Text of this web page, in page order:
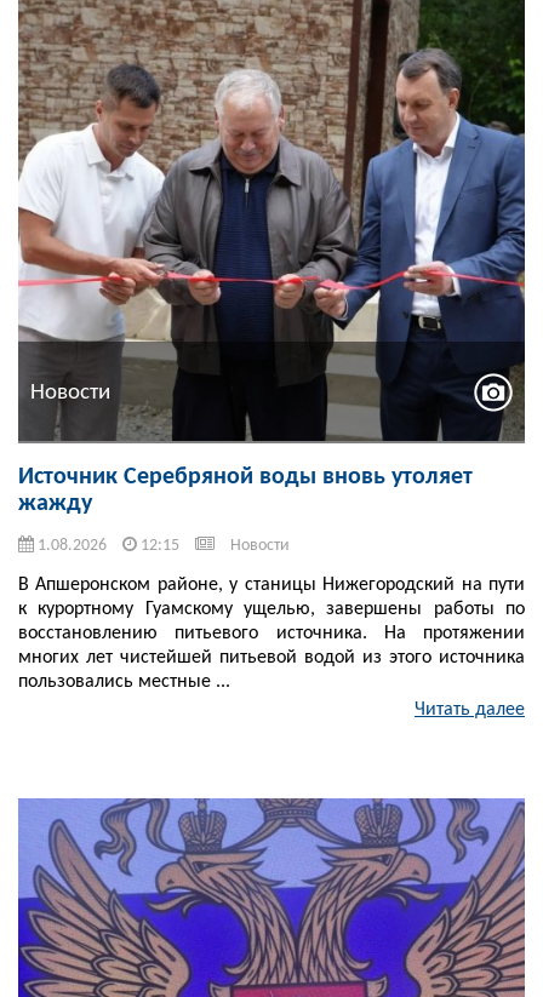
Новости
Источник Серебряной воды вновь утоляет
жажду
1.08.2026 12:15 Новости
В Апшеронском районе, у станицы Нижегородский на пути
к курортному Гуамскому ущелью, завершены работы по
восстановлению питьевого источника. На протяжении
многих лет чистейшей питьевой водой из этого источника
пользовались местные ...
Читать далее